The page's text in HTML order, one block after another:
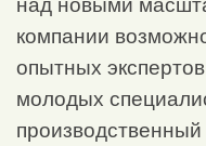
над новыми
компании
опытных
молодых